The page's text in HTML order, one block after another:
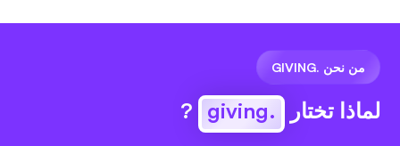
من نحن .GIVING
لماذا تختار .giving
?